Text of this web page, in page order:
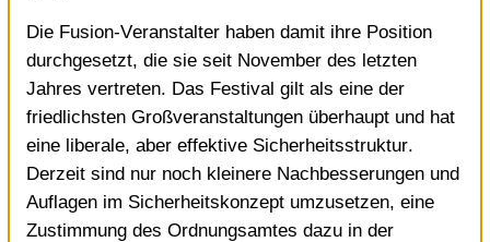
Die Fusion-Veranstalter haben damit ihre Position
durchgesetzt, die sie seit November des letzten
Jahres vertreten. Das Festival gilt als eine der
friedlichsten Großveranstaltungen überhaupt und hat
eine liberale, aber effektive Sicherheitsstruktur.
Derzeit sind nur noch kleinere Nachbesserungen und
Auflagen im Sicherheitskonzept umzusetzen, eine
Zustimmung des Ordnungsamtes dazu in der